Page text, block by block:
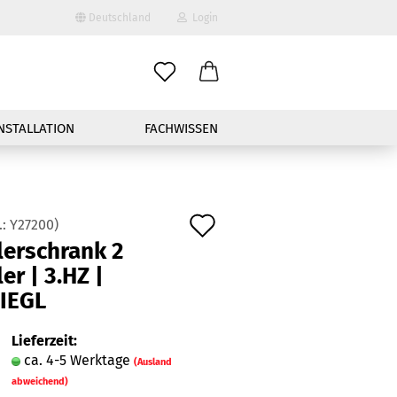
Deutschland Login
erstellen
vergessen?
Schnelle Anmeldung mit
FACHWISSEN
Y27200)
2
| 3.HZ |
Lieferzeit:
ca. 4-5 Werktage (Ausland
abweichend)